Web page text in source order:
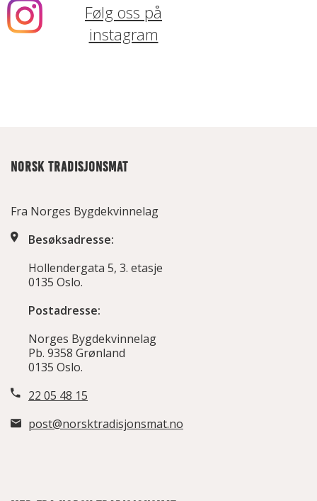
Følg oss på
instagram
NORSK TRADISJONSMAT
Fra Norges Bygdekvinnelag
Besøksadresse:
Hollendergata 5, 3. etasje
0135 Oslo.
Postadresse:
Norges Bygdekvinnelag
Pb. 9358 Grønland
0135 Oslo.
22 05 48 15
post@norsktradisjonsmat.no